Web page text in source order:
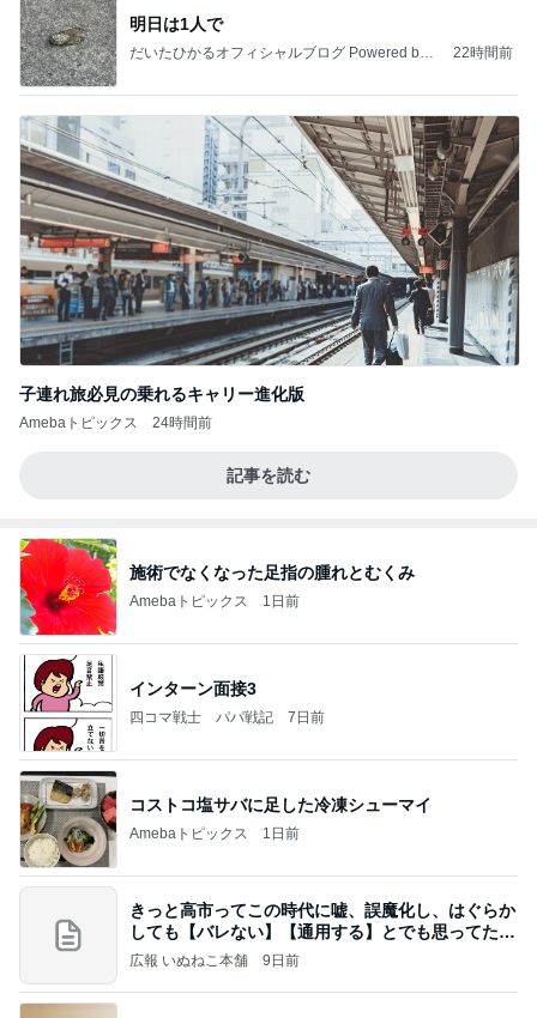
明日は1人で
だいたひかるオフィシャルブログ Powered by
22時間前
子連れ旅必見の乗れるキャリー進化版
Amebaトピックス 24時間前
記事を読む
施術でなくなった足指の腫れとむくみ
Amebaトピックス 1日前
インターン面接3
四コマ戦士 パパ戦記 7日前
コストコ塩サバに足した冷凍シューマイ
Amebaトピックス 1日前
きっと高市ってこの時代に嘘、誤魔化し、はぐらか
しても【バレない】【通用する】とでも思ってたん
だろ
広報 いぬねこ本舗 9日前